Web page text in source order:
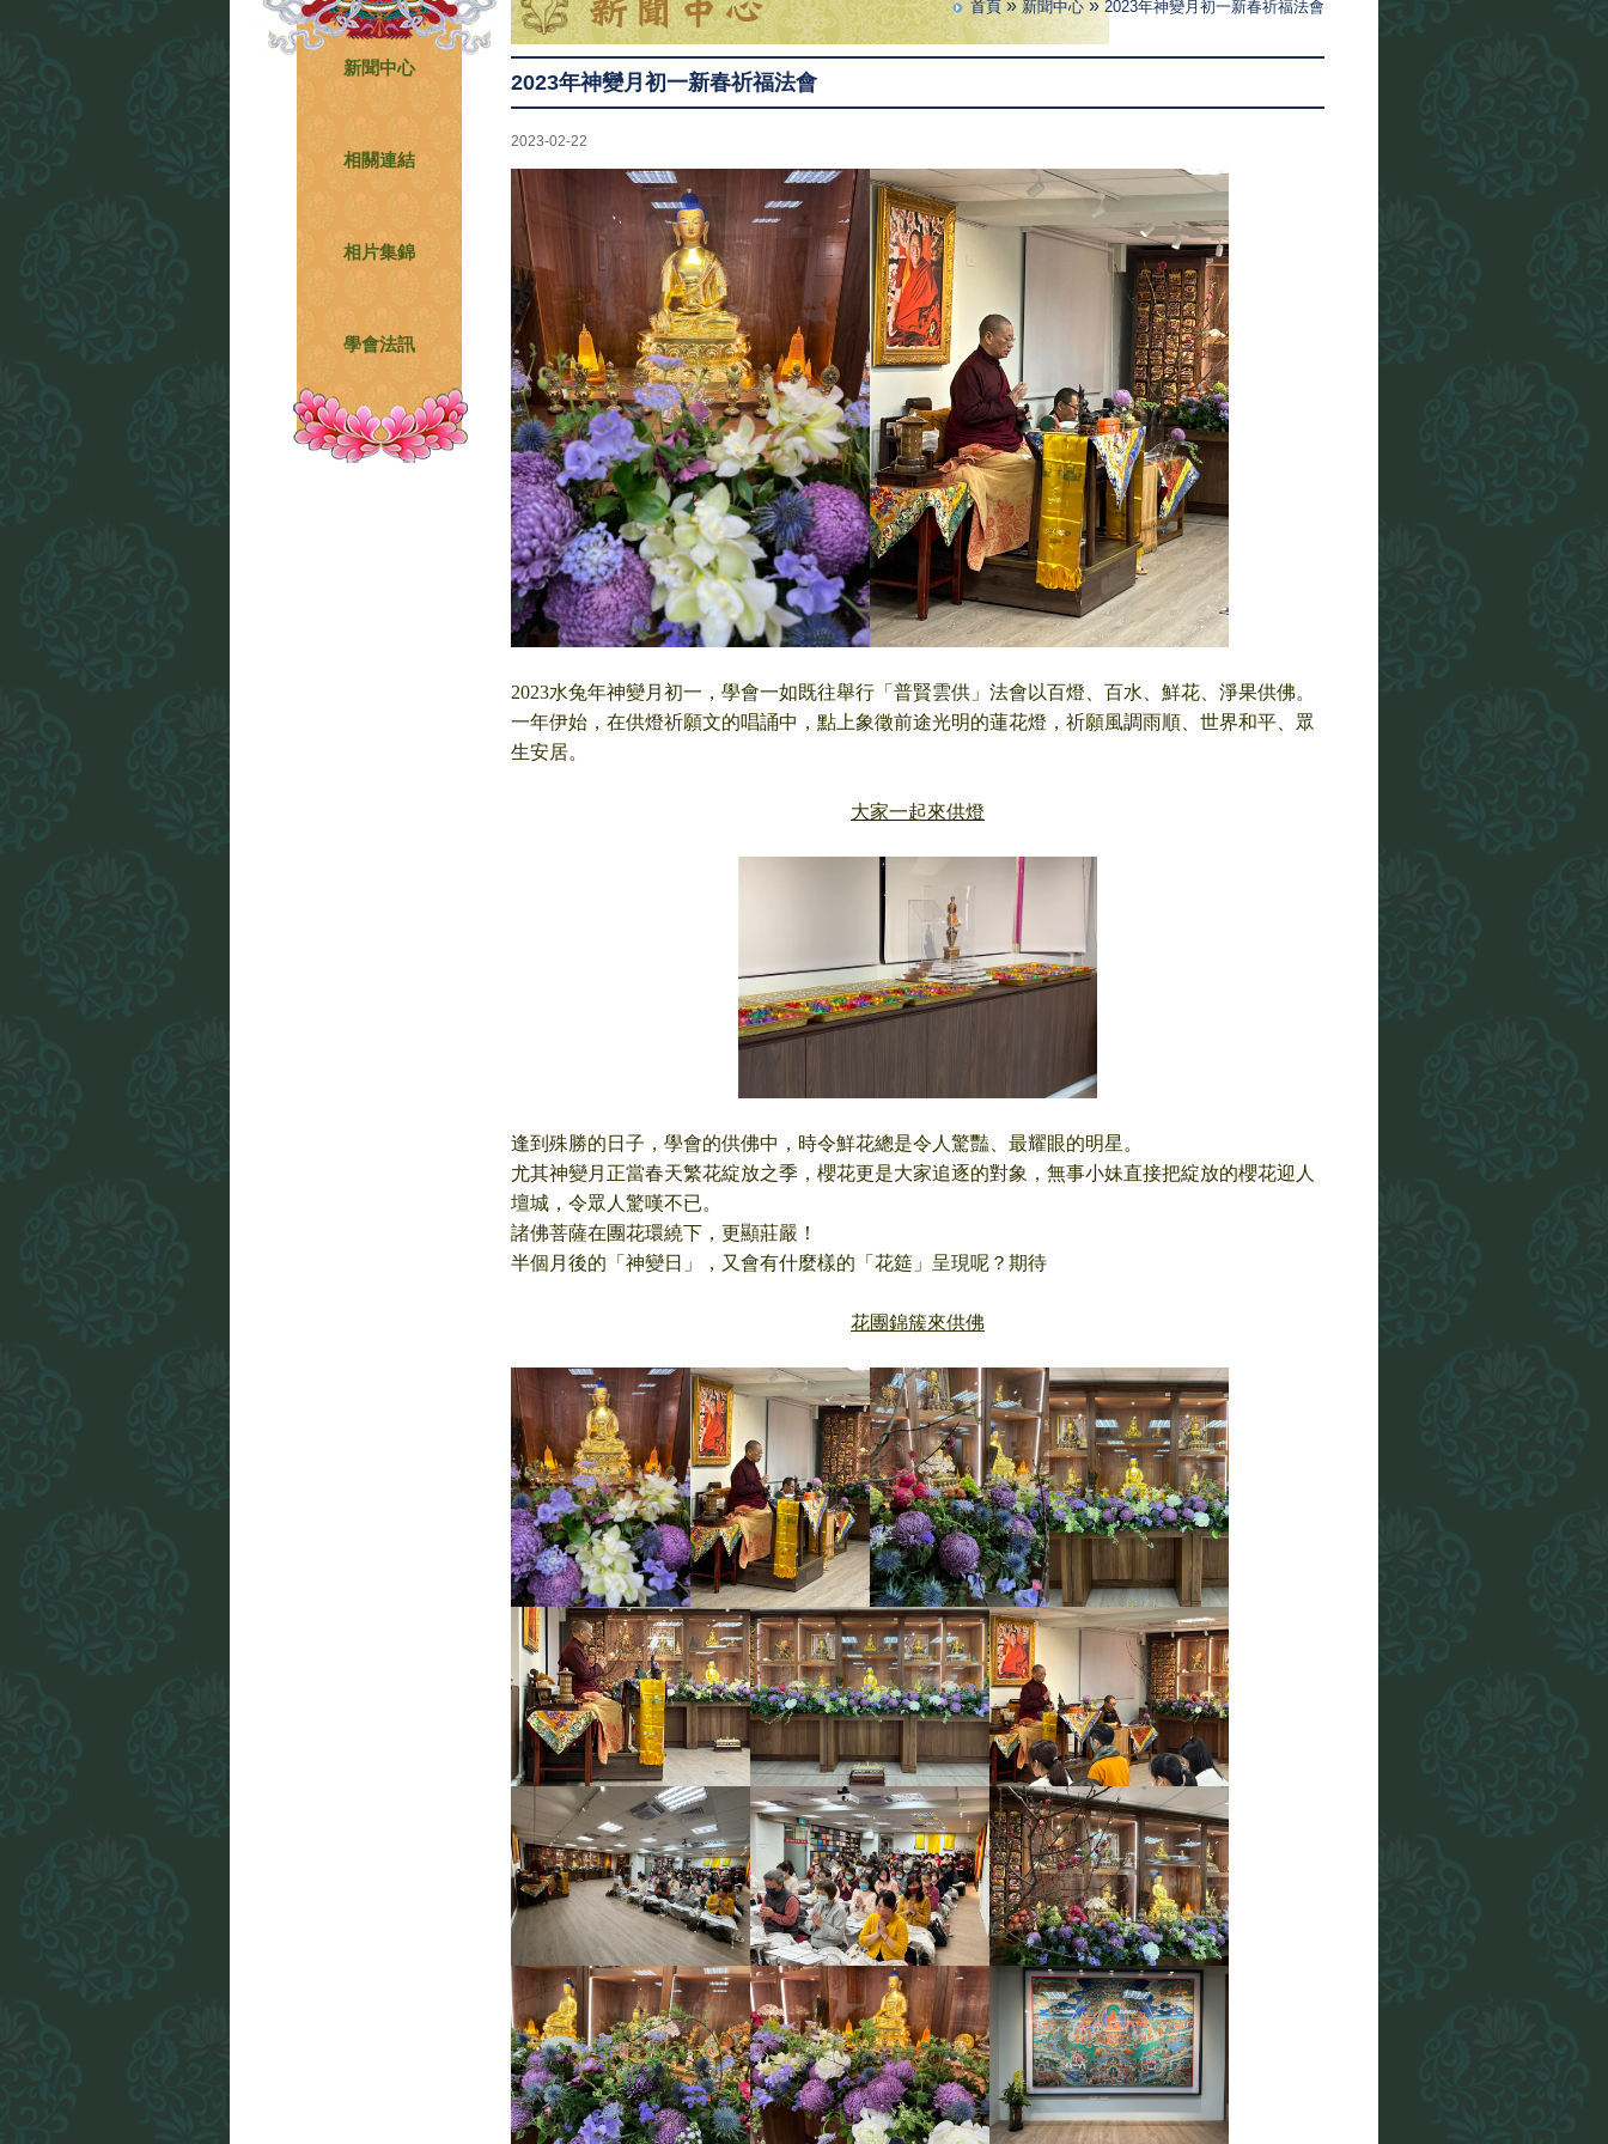
新聞中心
相關連結
相片集錦
學會法訊
首頁 » 新聞中心 » 2023年神變月初一新春祈福法會
2023年神變月初一新春祈福法會
2023-02-22
2023水兔年神變月初一，學會一如既往舉行「普賢雲供」法會以百燈、百水、鮮花、淨果供佛。
一年伊始，在供燈祈願文的唱誦中，點上象徵前途光明的蓮花燈，祈願風調雨順、世界和平、眾
生安居。
大家一起來供燈
逢到殊勝的日子，學會的供佛中，時令鮮花總是令人驚豔、最耀眼的明星。
尤其神變月正當春天繁花綻放之季，櫻花更是大家追逐的對象，無事小妹直接把綻放的櫻花迎人
壇城，令眾人驚嘆不已。
諸佛菩薩在團花環繞下，更顯莊嚴！
半個月後的「神變日」，又會有什麼樣的「花筵」呈現呢？期待
花團錦簇來供佛